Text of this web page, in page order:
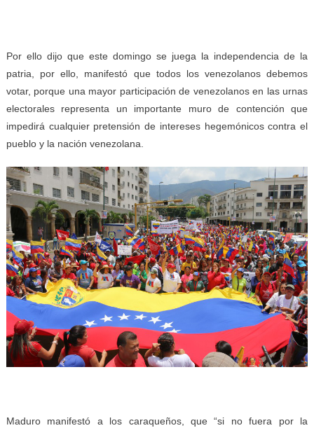
Por ello dijo que este domingo se juega la independencia de la
patria, por ello, manifestó que todos los venezolanos debemos
votar, porque una mayor participación de venezolanos en las urnas
electorales representa un importante muro de contención que
impedirá cualquier pretensión de intereses hegemónicos contra el
pueblo y la nación venezolana.
Maduro manifestó a los caraqueños, que “si no fuera por la